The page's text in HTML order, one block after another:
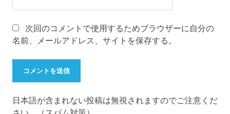
次回のコメントで使用するためブラウザーに自分の
名前、メールアドレス、サイトを保存する。
日本語が含まれない投稿は無視されますのでご注意くだ